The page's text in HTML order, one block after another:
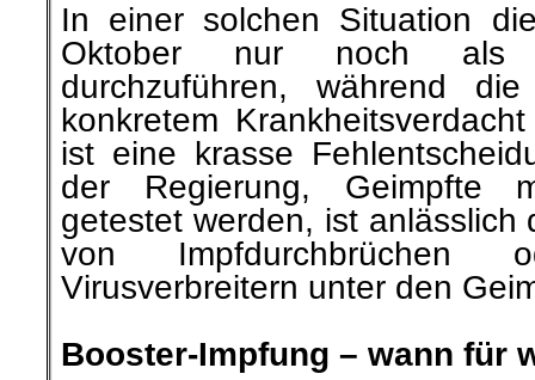
In einer solchen Situation
Oktober nur noch als
durchzuführen, während
konkretem
ist eine krasse
der Regierung, Geimpfte
getestet werden, ist anlässlich
von Impfdurchbrüchen
Virusverbreitern unter den
Booster-Impfung – wann für